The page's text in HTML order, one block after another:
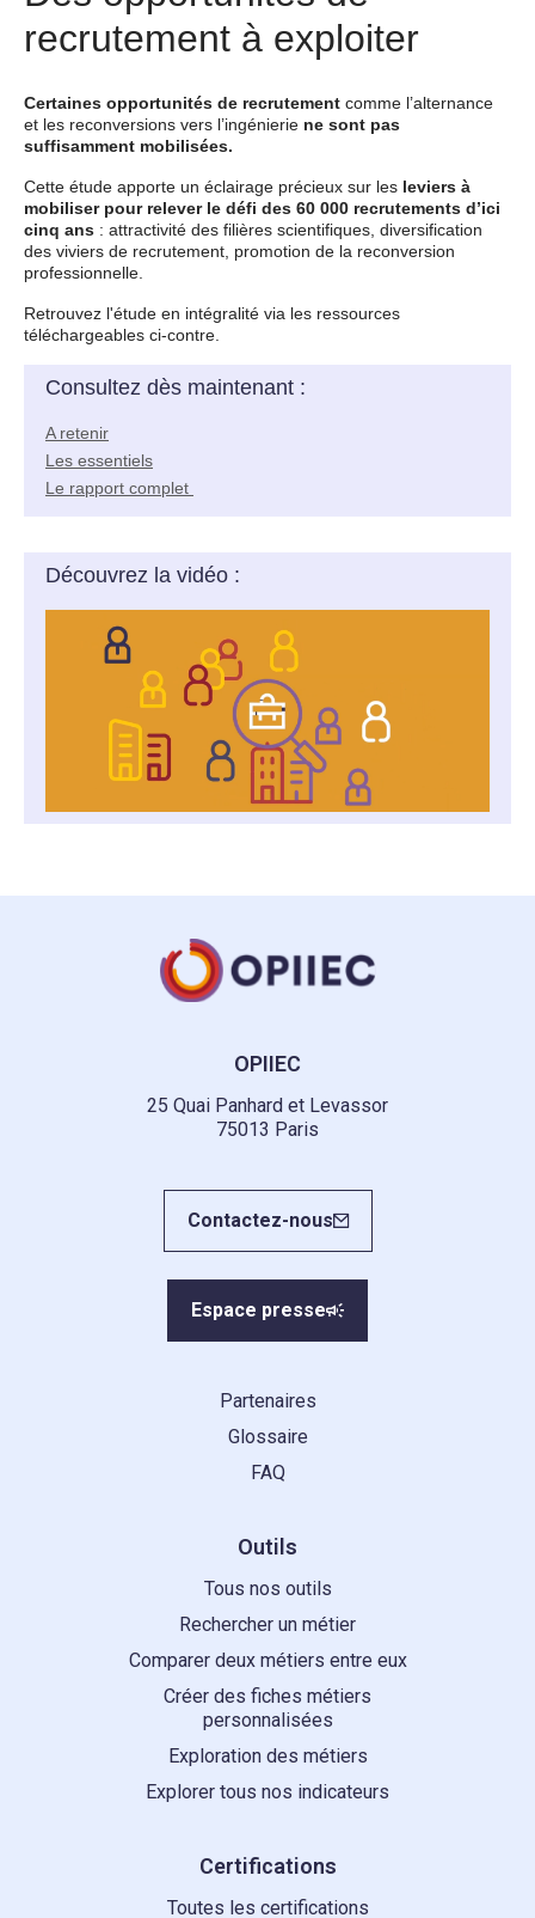
recrutement à exploiter
Certaines opportunités de recrutement comme l’alternance
et les reconversions vers l’ingénierie ne sont pas
suffisamment mobilisées.
Cette étude apporte un éclairage précieux sur les leviers à
mobiliser pour relever le défi des 60 000 recrutements d’ici
cinq ans : attractivité des filières scientifiques, diversification
des viviers de recrutement, promotion de la reconversion
professionnelle.
Retrouvez l'étude en intégralité via les ressources
téléchargeables ci-contre.
Consultez dès maintenant :
A retenir
Les essentiels
Le rapport complet
Découvrez la vidéo :
OPIIEC
25 Quai Panhard et Levassor
75013 Paris
Contactez-nous
Espace presse
Partenaires
Glossaire
FAQ
Outils
Tous nos outils
Rechercher un métier
Comparer deux métiers entre eux
Créer des fiches métiers
personnalisées
Exploration des métiers
Explorer tous nos indicateurs
Certifications
Toutes les certifications